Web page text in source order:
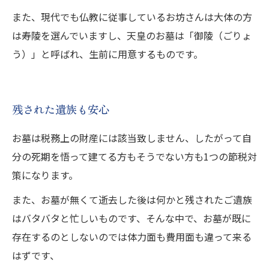
また、現代でも仏教に従事しているお坊さんは大体の方
は寿陵を選んでいますし、天皇のお墓は「御陵（ごりょ
う）」と呼ばれ、生前に用意するものです。
残された遺族も安心
お墓は税務上の財産には該当致しません、したがって自
分の死期を悟って建てる方もそうでない方も1つの節税対
策になります。
また、お墓が無くて逝去した後は何かと残されたご遺族
はバタバタと忙しいものです、そんな中で、お墓が既に
存在するのとしないのでは体力面も費用面も違って来る
はずです、